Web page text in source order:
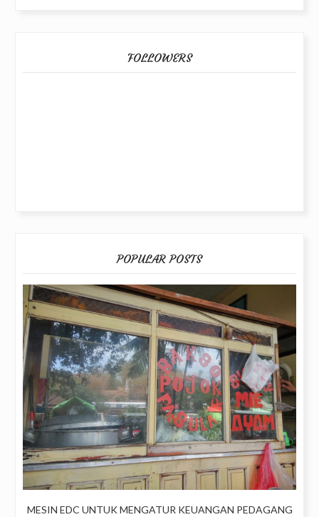
FOLLOWERS
POPULAR POSTS
MESIN EDC UNTUK MENGATUR KEUANGAN PEDAGANG